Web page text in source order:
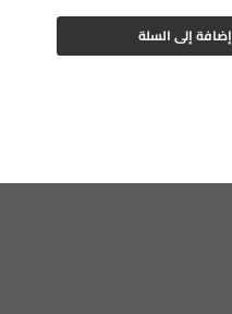
إضافة إلى السلة